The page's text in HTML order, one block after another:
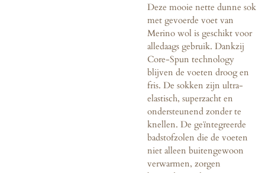
Deze mooie nette dunne sok
met gevoerde voet van
Merino wol is geschikt voor
alledaags gebruik. Dankzij
Core-Spun technology
blijven de voeten droog en
fris. De sokken zijn ultra-
elastisch, superzacht en
ondersteunend zonder te
knellen. De geïntegreerde
badstofzolen die de voeten
niet alleen buitengewoon
verwarmen, zorgen